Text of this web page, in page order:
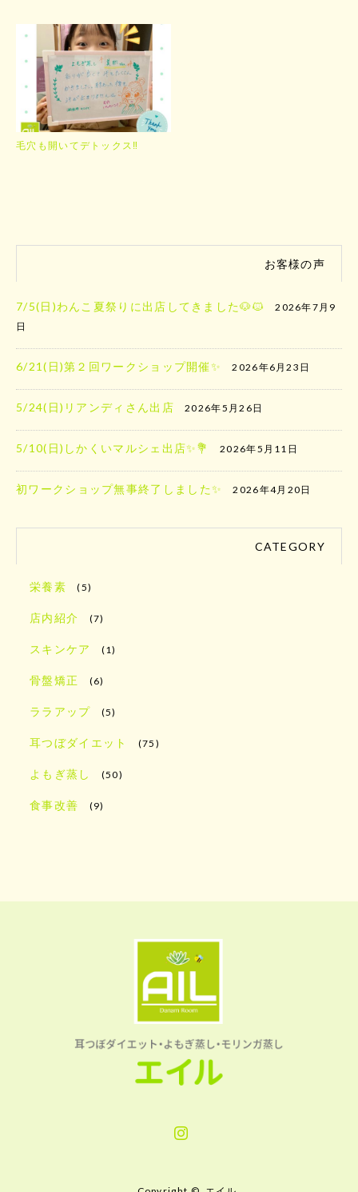
毛穴も開いてデトックス‼️
お客様の声
7/5(日)わんこ夏祭りに出店してきました🐶🐱
2026年7月9
日
6/21(日)第２回ワークショップ開催✨ 2026年6月23日
5/24(日)リアンディさん出店 2026年5月26日
5/10(日)しかくいマルシェ出店✨️💐 2026年5月11日
初ワークショップ無事終了しました✨ 2026年4月20日
CATEGORY
栄養素 (5)
店内紹介 (7)
スキンケア (1)
骨盤矯正 (6)
ララアップ (5)
耳つぼダイエット (75)
よもぎ蒸し (50)
食事改善 (9)